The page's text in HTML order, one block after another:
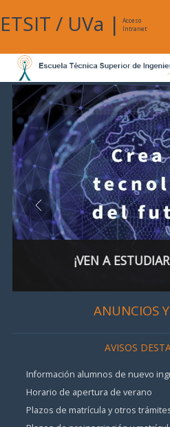
ETSIT / UVa |
Acceso
Intranet
¡VEN A
ANUNCIOS
AVISOS
Información alumnos de nuevo
Horario de apertura de verano
Plazos de matrícula y otros